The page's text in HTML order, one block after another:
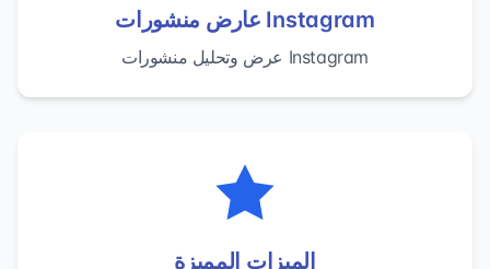
عارض منشورات Instagram
عرض وتحليل منشورات Instagram
الميزات المميزة